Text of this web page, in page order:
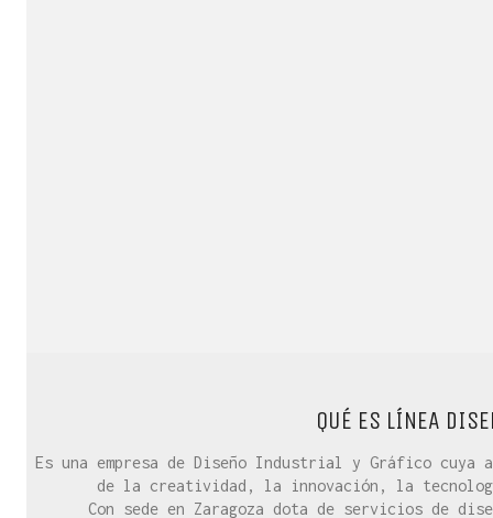
QUÉ ES LÍNEA
Es una empresa de Diseño Industrial y Gráfico
de la creatividad, la innovación, la
Con sede en Zaragoza dota de servicios de